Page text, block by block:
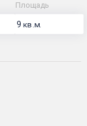
Площадь
9кв.м.